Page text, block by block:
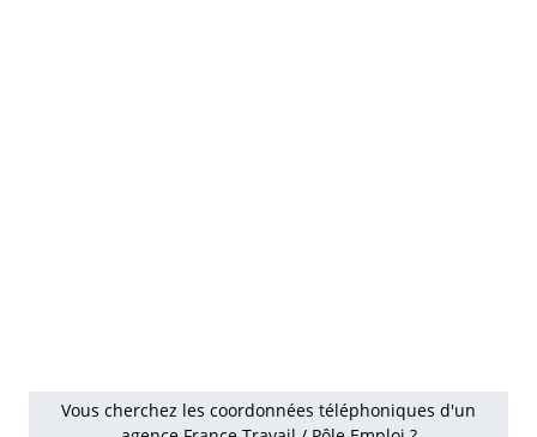
Vous cherchez les coordonnées téléphoniques d'un